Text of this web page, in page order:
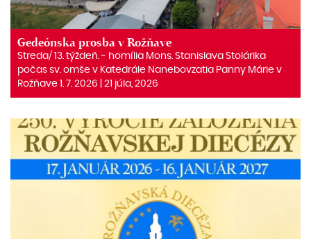
Gedeónska prosba v Rožňave
Streda/ 13. týždeň. ‒ homília Mons. Stanislava Stolárika
počas sv. omše v Katedrále Nanebovzatia Panny Márie v
Rožňave 1. 7. 2026 | 21 júla, 2026